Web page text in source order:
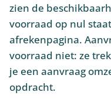
zien de
voorraad op nul
afrekenpagina.
voorraad niet: ze
je een aanvraag
opdracht.